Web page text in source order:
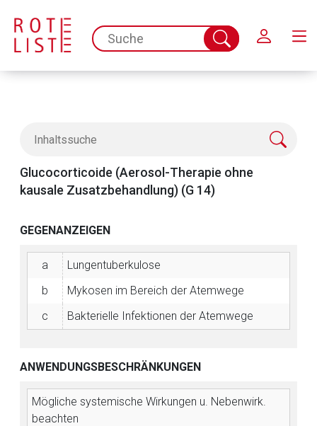
spc.search.input.placeholder
Suche
abschicken
Glucocorticoide (Aerosol-Therapie ohne
kausale Zusatzbehandlung) (G 14)
GEGENANZEIGEN
a
Lungentuberkulose
b
Mykosen im Bereich der Atemwege
c
Bakterielle Infektionen der Atemwege
ANWENDUNGSBESCHRÄNKUNGEN
Mögliche systemische Wirkungen u. Nebenwirk.
beachten
Aufruf einer externen Seite